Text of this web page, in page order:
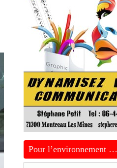
Pour l’environnement …